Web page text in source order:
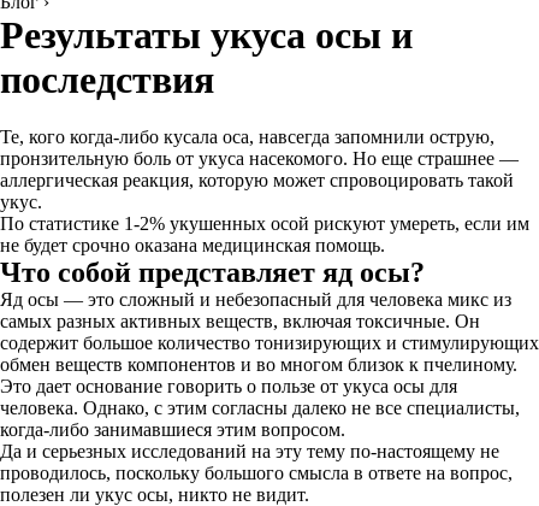
Результаты укуса осы и
последствия
Те, кого когда-либо кусала оса, навсегда запомнили острую,
пронзительную боль от укуса насекомого. Но еще страшнее —
аллергическая реакция, которую может спровоцировать такой
укус.
По статистике 1-2% укушенных осой рискуют умереть, если им
не будет срочно оказана медицинская помощь.
Что собой представляет яд осы?
Яд осы — это сложный и небезопасный для человека микс из
самых разных активных веществ, включая токсичные. Он
содержит большое количество тонизирующих и стимулирующих
обмен веществ компонентов и во многом близок к пчелиному.
Это дает основание говорить о пользе от укуса осы для
человека. Однако, с этим согласны далеко не все специалисты,
когда-либо занимавшиеся этим вопросом.
Да и серьезных исследований на эту тему по-настоящему не
проводилось, поскольку большого смысла в ответе на вопрос,
полезен ли укус осы, никто не видит.